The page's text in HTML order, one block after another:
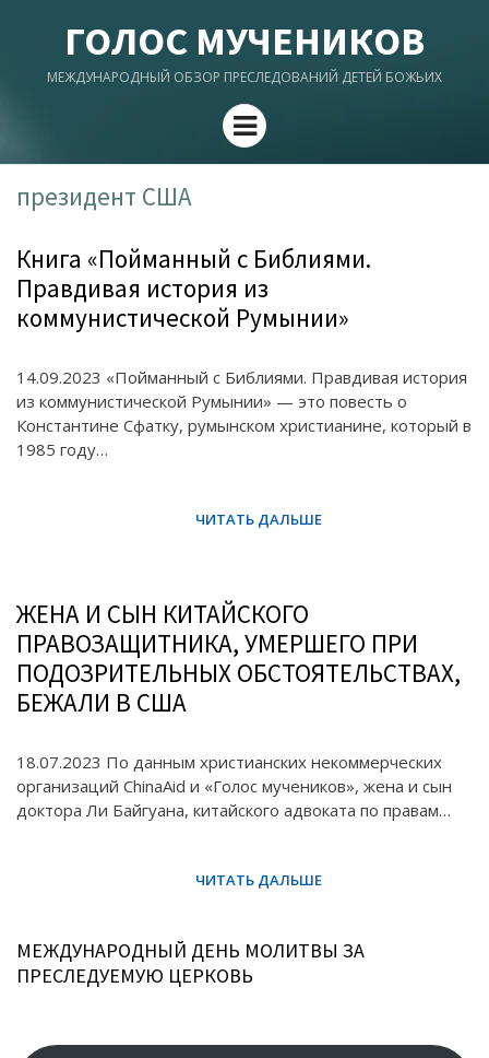
ГОЛОС МУЧЕНИКОВ
МЕЖДУНАРОДНЫЙ ОБЗОР ПРЕСЛЕДОВАНИЙ ДЕТЕЙ БОЖЬИХ
Menu
президент США
Книга «Пойманный с Библиями.
Правдивая история из
коммунистической Румынии»
14.09.2023 «Пойманный с Библиями. Правдивая история
из коммунистической Румынии» — это повесть о
Константине Сфатку, румынском христианине, который в
1985 году…
ЖЕНА И СЫН КИТАЙСКОГО
ПРАВОЗАЩИТНИКА, УМЕРШЕГО ПРИ
ПОДОЗРИТЕЛЬНЫХ ОБСТОЯТЕЛЬСТВАХ,
БЕЖАЛИ В США
18.07.2023 По данным христианских некоммерческих
организаций ChinaAid и «Голос мучеников», жена и сын
доктора Ли Байгуана, китайского адвоката по правам…
МЕЖДУНАРОДНЫЙ ДЕНЬ МОЛИТВЫ ЗА
ПРЕСЛЕДУЕМУЮ ЦЕРКОВЬ